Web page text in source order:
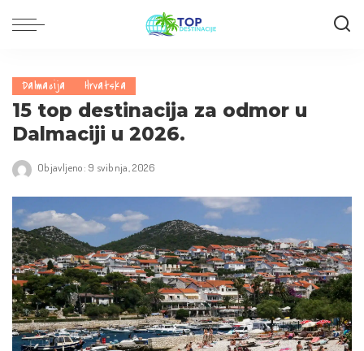
Dalmacija Hrvatska
15 top destinacija za odmor u
Dalmaciji u 2026.
Objavljeno: 9 svibnja, 2026